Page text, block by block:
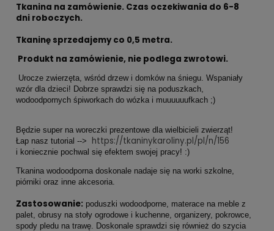
Tkanina na zamówienie. Czas oczekiwania do 6-8
dni roboczych.
Tkaninę sprzedajemy co 0,5 metra.
Produkt na zamówienie, nie podlega zwrotowi.
Urocze zwierzęta, wśród drzew i domków na śniegu. Wspaniały
wzór dla dzieci! Dobrze sprawdzi się na poduszkach,
wodoodpornych śpiworkach do wózka i muuuuuufkach ;)
Będzie super na woreczki prezentowe dla wielbicieli zwierząt!
Łap nasz tutorial --> https://tkaninykaroliny.pl/pl/n/156
i koniecznie pochwal się efektem swojej pracy! :)
Tkanina wodoodporna doskonale nadaje się na worki szkolne,
piórniki oraz inne akcesoria.
Zastosowanie: poduszki wodoodporne, materace na meble z
palet, obrusy na stoły ogrodowe i kuchenne, organizery, pokrowce,
spody pledu na trawę. Doskonale sprawdzi się również do szycia